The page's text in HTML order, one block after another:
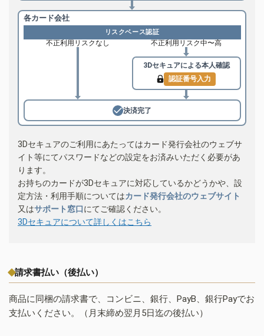
各カード会社
リスクベース認証
不正利用リスクなし 不正利用リスク中〜高
3Dセキュアによる本人確認
認証番号入力
決済完了
3Dセキュアのご利用にあたってはカード発行会社のウェブサ
イト等にてパスワードなどの設定をお済みいただく必要があ
ります。
お持ちのカードが3Dセキュアに対応しているかどうかや、設
定方法・利用手順についてはカード発行会社のウェブサイト
又はサポート窓口にてご確認ください。
3Dセキュアについて詳しくはこちら
請求書払い（後払い）
商品に同梱の請求書で、コンビニ、銀行、PayB、銀行Payでお
支払いください。（月末締め翌月5日迄の後払い）